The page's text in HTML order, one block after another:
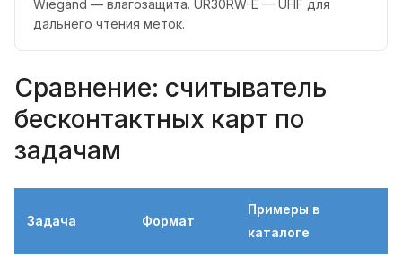
Wiegand — влагозащита. UR30RW-E — UHF для
дальнего чтения меток.
Сравнение: считыватель
бесконтактных карт по
задачам
Задача Формат
Примеры в
каталоге